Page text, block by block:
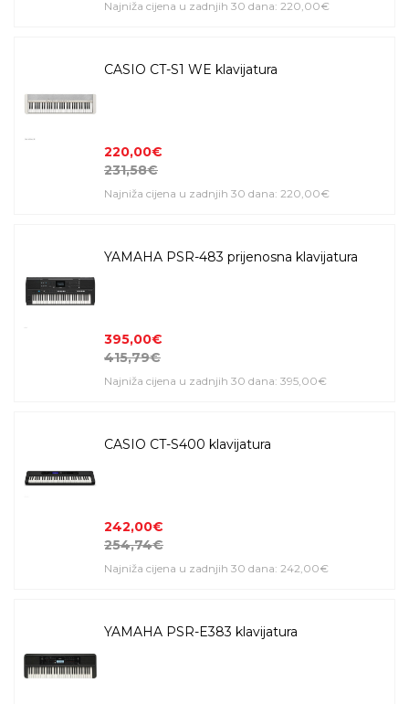
Najniža cijena u zadnjih 30 dana: 220,00€
CASIO CT-S1 WE klavijatura
220,00€
231,58€
Najniža cijena u zadnjih 30 dana: 220,00€
YAMAHA PSR-483 prijenosna klavijatura
395,00€
415,79€
Najniža cijena u zadnjih 30 dana: 395,00€
CASIO CT-S400 klavijatura
242,00€
254,74€
Najniža cijena u zadnjih 30 dana: 242,00€
YAMAHA PSR-E383 klavijatura